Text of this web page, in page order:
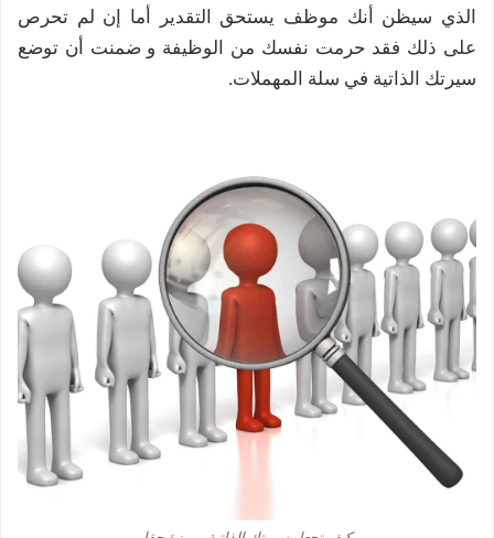
الذي سيظن أنك موظف يستحق التقدير أما إن لم تحرص
على ذلك فقد حرمت نفسك من الوظيفة و ضمنت أن توضع
سيرتك الذاتية في سلة المهملات.